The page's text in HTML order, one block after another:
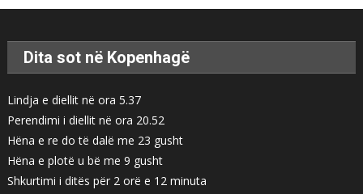
Dita sot në Kopenhagë
Lindja e diellit në ora 5.37
Perendimi i diellit në ora 20.52
Hëna e re do të dalë me 23 gusht
Hëna e plotë u bë me 9 gusht
Shkurtimi i ditës për 2 orë e 12 minuta